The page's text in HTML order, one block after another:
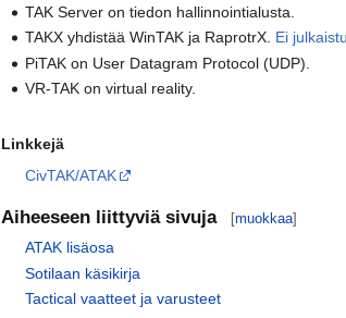
TAK Server on tiedon hallinnointialusta.
TAKX yhdistää WinTAK ja RaprotrX. Ei
PiTAK on User Datagram Protocol (UDP).
VR-TAK on virtual reality.
Linkkejä
CivTAK/ATAK
Aiheeseen liittyviä sivuja [muokkaa]
ATAK lisäosa
Sotilaan käsikirja
Tactical vaatteet ja varusteet